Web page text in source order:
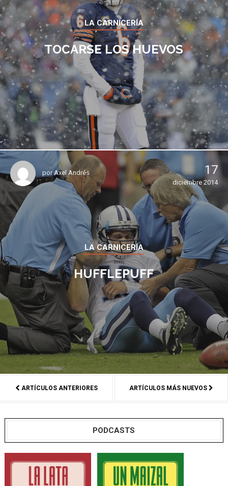
LA CARNICERÍA
TOCARSE LOS HUEVOS
porAxel Andrés 17
diciembre 2014
LA CARNICERÍA
HUFFLEPUFF
ARTÍCULOS ANTERIORES ARTÍCULOS MÁS NUEVOS
PODCASTS